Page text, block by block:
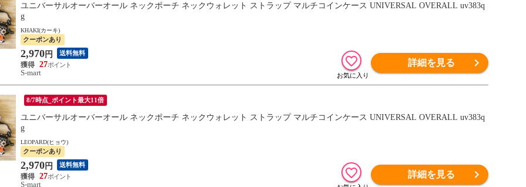
ユニバーサルオーバーオール ネックポーチ ネックウォレット ストラップ マルチコインケース UNIVERSAL OVERALL uv383q
g
KHAKI(カーキ)
クーポンあり
2,970 円 送料無料
27
S-mart
詳細を見る
8/7時点_ポイント最大11倍
ユニバーサルオーバーオール ネックポーチ ネックウォレット ストラップ マルチコインケース UNIVERSAL OVERALL uv383q
g
LEOPARD(ヒョウ)
クーポンあり
2,970 円 送料無料
27
S-mart
詳細を見る